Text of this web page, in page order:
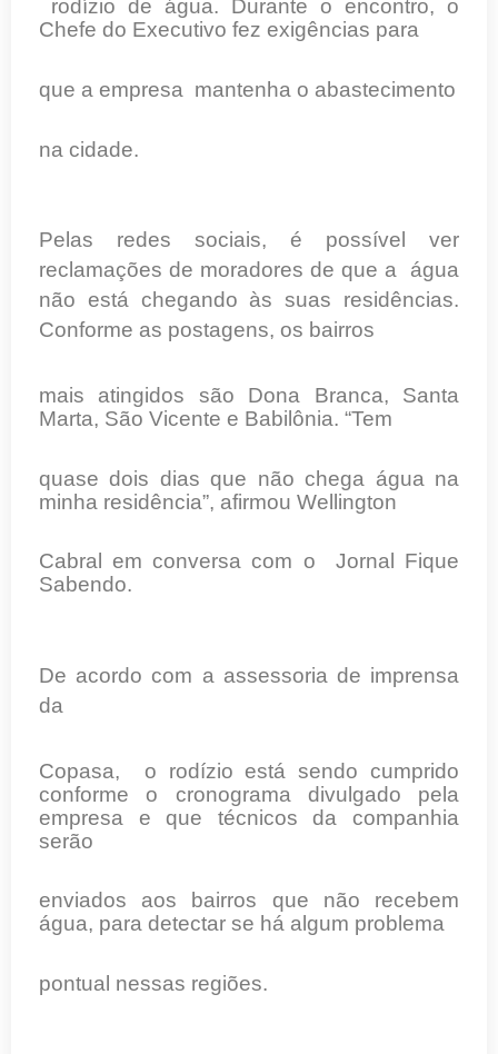
rodízio de água. Durante o encontro, o
Chefe do Executivo fez exigências para
que a empresa mantenha o abastecimento
na cidade.
Pelas redes sociais, é possível ver
reclamações de moradores de que a água
não está chegando às suas residências.
Conforme as postagens, os bairros
mais atingidos são Dona Branca, Santa
Marta, São Vicente e Babilônia. “Tem
quase dois dias que não chega água na
minha residência”, afirmou Wellington
Cabral em conversa com o Jornal Fique
Sabendo.
De acordo com a assessoria de imprensa
da
Copasa, o rodízio está sendo cumprido
conforme o cronograma divulgado pela
empresa e que técnicos da companhia
serão
enviados aos bairros que não recebem
água, para detectar se há algum problema
pontual nessas regiões.